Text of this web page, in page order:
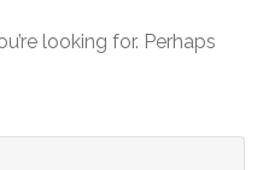
looking for. Perhaps